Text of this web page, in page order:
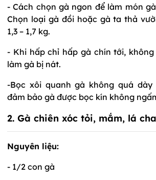
- Cách chọn gà ngon để làm món
Chọn loại gà đồi hoặc gà ta thả
1,3 – 1,7 kg.
- Khi hấp chỉ hấp gà chín tới,
làm gà bị nát.
-Bọc xôi quanh gà không quá dày
đảm bảo gà được bọc kín không
2. Gà chiên xóc tỏi, mắm, lá
Nguyên liệu:
- 1/2 con gà